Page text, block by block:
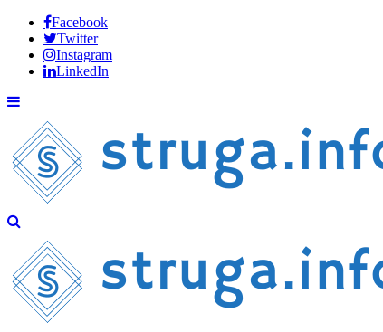
Facebook
Twitter
Instagram
LinkedIn